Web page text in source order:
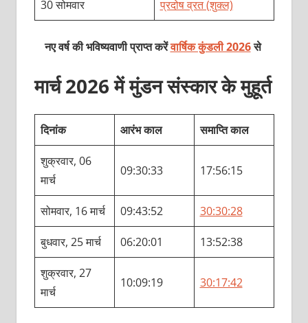
30 सोमवार प्रदोष व्रत (शुक्ल)
नए वर्ष की भविष्यवाणी प्राप्त करेंवार्षिक कुंडली 2026से
मार्च 2026 में मुंडन संस्कार के मुहूर्त
दिनांक आरंभ काल समाप्ति काल
शुक्रवार, 06
मार्च
09:30:33 17:56:15
सोमवार, 16 मार्च 09:43:52 30:30:28
बुधवार, 25 मार्च 06:20:01 13:52:38
शुक्रवार, 27
मार्च
10:09:19 30:17:42